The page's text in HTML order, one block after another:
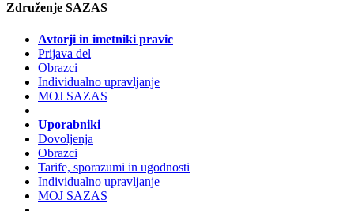
Združenje SAZAS
Avtorji in imetniki pravic
Prijava del
Obrazci
Individualno upravljanje
MOJ SAZAS
Uporabniki
Dovoljenja
Obrazci
Tarife, sporazumi in ugodnosti
Individualno upravljanje
MOJ SAZAS